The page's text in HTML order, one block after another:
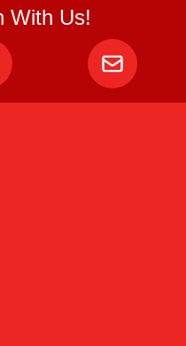
With Us!